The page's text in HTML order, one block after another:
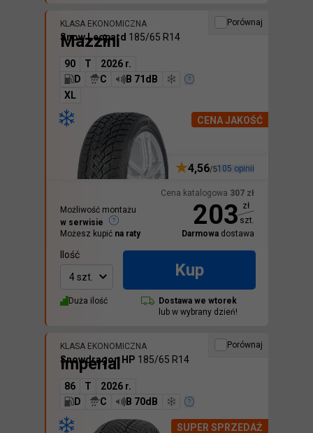
Porównaj
KLASA EKONOMICZNA
Mazzini
CENA JAKOŚĆ
Snow Leopard 185/65 R14
90 T
2026 r.
D
C
B 71dB
XL
Cena katalogowa 307 zł
203 zł
szt.
Darmowa dostawa
4,56/5105 opinii
Możliwość montażu
w serwisie
Możesz kupić na raty
Ilość
4 szt.
Kup
Duża ilość Dostawa we wtorek
lub w wybrany dzień!
Porównaj
KLASA EKONOMICZNA
Imperial
SUPER SPRZEDAŻ
Snowdragon HP 185/65 R14
86 T
2026 r.
D
C B 70dB